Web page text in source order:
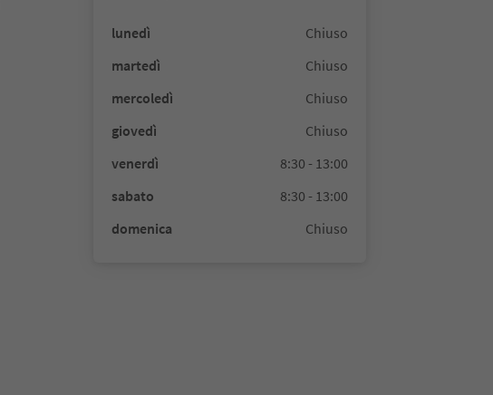
lunedì
Chiuso
martedì
Chiuso
mercoledì
Chiuso
giovedì
Chiuso
venerdì
8:30 - 13:00
sabato
8:30 - 13:00
domenica
Chiuso